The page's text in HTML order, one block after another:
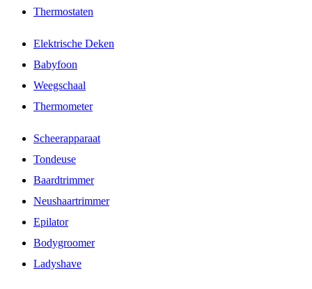
Thermostaten
Elektrische Deken
Babyfoon
Weegschaal
Thermometer
Scheerapparaat
Tondeuse
Baardtrimmer
Neushaartrimmer
Epilator
Bodygroomer
Ladyshave